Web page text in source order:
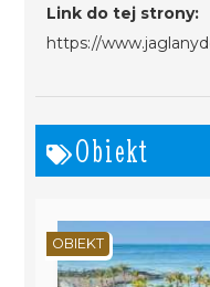
Link do tej strony:
https://
Obiekt
OBIEKT